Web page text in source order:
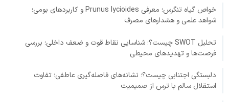
خواص گیاه تنگرس؛ معرفی Prunus lycioides و کاربردهای بومی؛
شواهد علمی و هشدارهای مصرف
تحلیل SWOT چیست؟؛ شناسایی نقاط قوت و ضعف داخلی؛ بررسی
فرصت‌ها و تهدیدهای محیطی
دلبستگی اجتنابی چیست؟؛ نشانه‌های فاصله‌گیری عاطفی؛ تفاوت
استقلال سالم با ترس از صمیمیت